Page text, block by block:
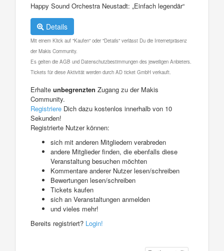
Happy Sound Orchestra Neustadt: „Einfach legendär“
Details
Mit einem Klick auf "Kaufen" oder "Details" verlässt Du die Internetpräsenz
der Makis Community.
Es gelten die AGB und Datenschutzbestimmungen des jeweiligen Anbieters.
Tickets für diese Aktivität werden durch AD ticket GmbH verkauft.
Erhalte unbegrenzten Zugang zu der Makis
Community.
Registriere Dich dazu kostenlos innerhalb von 10
Sekunden!
Registrierte Nutzer können:
sich mit anderen Mitgliedern verabreden
andere Mitglieder finden, die ebenfalls diese
Veranstaltung besuchen möchten
Kommentare anderer Nutzer lesen/schreiben
Bewertungen lesen/schreiben
Tickets kaufen
sich an Veranstaltungen anmelden
und vieles mehr!
Bereits registriert? Login!